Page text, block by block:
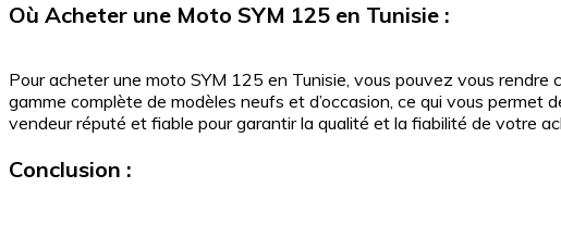
Où Acheter une Moto SYM 125 en Tunisie :
Pour acheter une moto SYM 125 en Tunisie, vous pouvez vous
gamme complète de modèles neufs et d’occasion, ce qui vous
vendeur réputé et fiable pour garantir la qualité et la fiabilité de votre
Conclusion :